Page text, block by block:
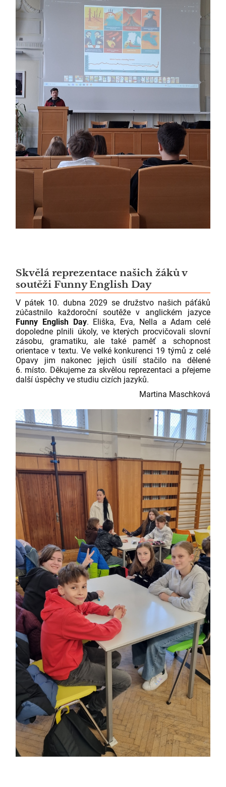
Skvělá reprezentace našich žáků v
soutěži Funny English Day
V pátek 10. dubna 2029 se družstvo našich páťáků
zúčastnilo každoroční soutěže v anglickém jazyce
Funny English Day. Eliška, Eva, Nella a Adam celé
dopoledne plnili úkoly, ve kterých procvičovali slovní
zásobu, gramatiku, ale také paměť a schopnost
orientace v textu. Ve velké konkurenci 19 týmů z celé
Opavy jim nakonec jejich úsilí stačilo na dělené
6. místo. Děkujeme za skvělou reprezentaci a přejeme
další úspěchy ve studiu cizích jazyků.
Martina Maschková